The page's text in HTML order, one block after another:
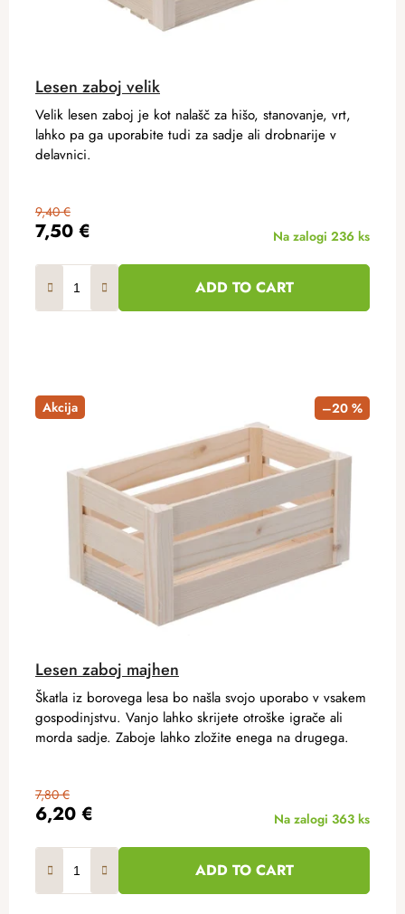
Lesen zaboj velik
7,50 €
9,40 €
Na zalogi 236 ks
ADD TO CART
Velik lesen zaboj je kot nalašč za hišo, stanovanje, vrt,
lahko pa ga uporabite tudi za sadje ali drobnarije v
delavnici.
Akcija –20 %
Lesen zaboj majhen
6,20 €
7,80 €
Na zalogi 363 ks
ADD TO CART
Škatla iz borovega lesa bo našla svojo uporabo v vsakem
gospodinjstvu. Vanjo lahko skrijete otroške igrače ali
morda sadje. Zaboje lahko zložite enega na drugega.